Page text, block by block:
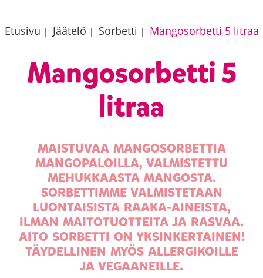
Etusivu | Jäätelö | Sorbetti | Mangosorbetti 5 litraa
Mangosorbetti 5
litraa
MAISTUVAA MANGOSORBETTIA
MANGOPALOILLA, VALMISTETTU
MEHUKKAASTA MANGOSTA.
SORBETTIMME VALMISTETAAN
LUONTAISISTA RAAKA-AINEISTA,
ILMAN MAITOTUOTTEITA JA RASVAA.
AITO SORBETTI ON YKSINKERTAINEN!
TÄYDELLINEN MYÖS ALLERGIKOILLE
JA VEGAANEILLE.